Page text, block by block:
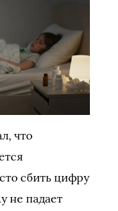
что
сбить цифру
не падает